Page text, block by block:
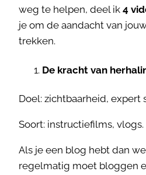
weg te helpen, deel ik 4
je om de aandacht van
trekken.
De kracht van
Doel: zichtbaarheid, expert
Soort: instructiefilms, vlogs.
Als je een blog hebt dan
regelmatig moet bloggen